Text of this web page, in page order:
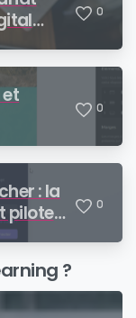
0
et
0
: la
piloter
vos
0
?